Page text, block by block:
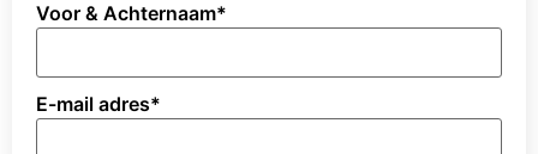
Voor & Achternaam*
E-mail adres*